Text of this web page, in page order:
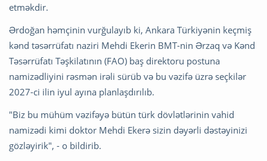
etməkdir.
Ərdoğan həmçinin vurğulayıb ki, Ankara Türkiyənin keçmiş
kənd təsərrüfatı naziri Mehdi Ekerin BMT-nin Ərzaq və Kənd
Təsərrüfatı Təşkilatının (FAO) baş direktoru postuna
namizədliyini rəsmən irəli sürüb və bu vəzifə üzrə seçkilər
2027-ci ilin iyul ayına planlaşdırılıb.
"Biz bu mühüm vəzifəyə bütün türk dövlətlərinin vahid
namizədi kimi doktor Mehdi Ekerə sizin dəyərli dəstəyinizi
gözləyirik", - o bildirib.